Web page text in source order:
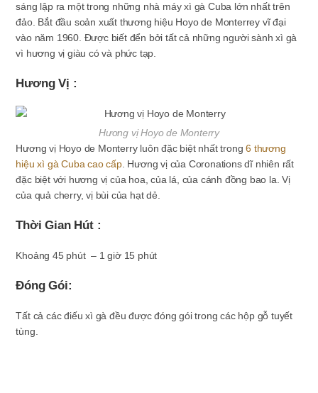
sáng lập ra một trong những nhà máy xì gà Cuba lớn nhất trên
đảo. Bắt đầu soản xuất thương hiệu Hoyo de Monterrey vĩ đại
vào năm 1960. Được biết đển bởi tất cả những người sành xì gà
vì hương vị giàu có và phức tạp.
Hương Vị :
Hương vị Hoyo de Monterry
Hương vị Hoyo de Monterry luôn đặc biệt nhất trong6 thương
hiệu xì gà Cuba cao cấp. Hương vị của Coronations dĩ nhiên rất
đặc biệt với hương vị của hoa, của lá, của cánh đồng bao la. Vị
của quả cherry, vị bùi của hạt dẻ.
Thời Gian Hút :
Khoảng 45 phút – 1 giờ 15 phút
Đóng Gói:
Tất cả các điếu xì gà đều được đóng gói trong các hộp gỗ tuyết
tùng.